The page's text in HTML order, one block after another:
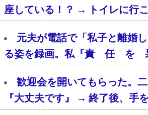
座している！？ → トイレに行
元夫が電話で「私子と離婚
る姿を録画。私『責 任
歓迎会を開いてもらった。
『大丈夫です』 → 終了後、手